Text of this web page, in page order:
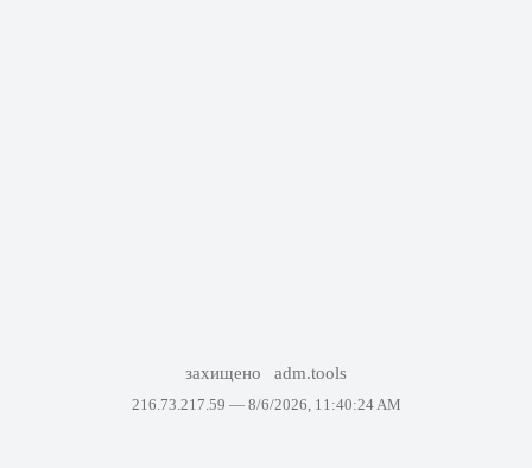
захищено adm.tools
216.73.217.59 — 8/6/2026, 11:40:24 AM